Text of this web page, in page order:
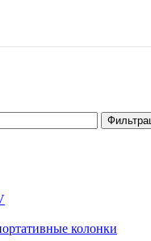
колонки